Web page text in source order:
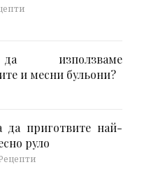
използваме
и месни бульони?
да приготвите най-
руло